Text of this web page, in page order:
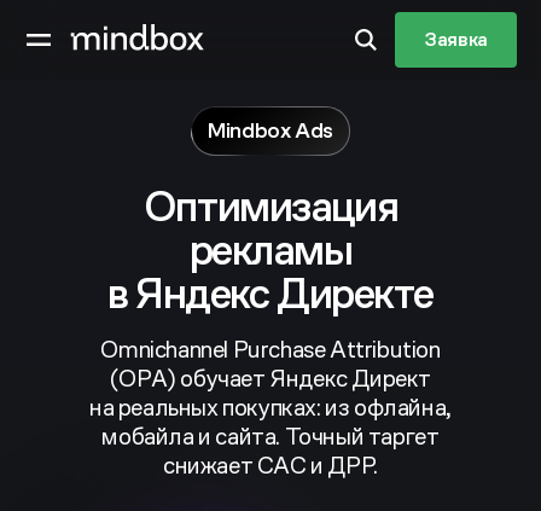
Заявка
Mindbox Ads
Оптимизация
рекламы
в Яндекс Директе
Omnichannel Purchase Attribution
(OPA) обучает Яндекс Директ
на реальных покупках: из офлайна,
мобайла и сайта. Точный таргет
снижает CAC и ДРР.